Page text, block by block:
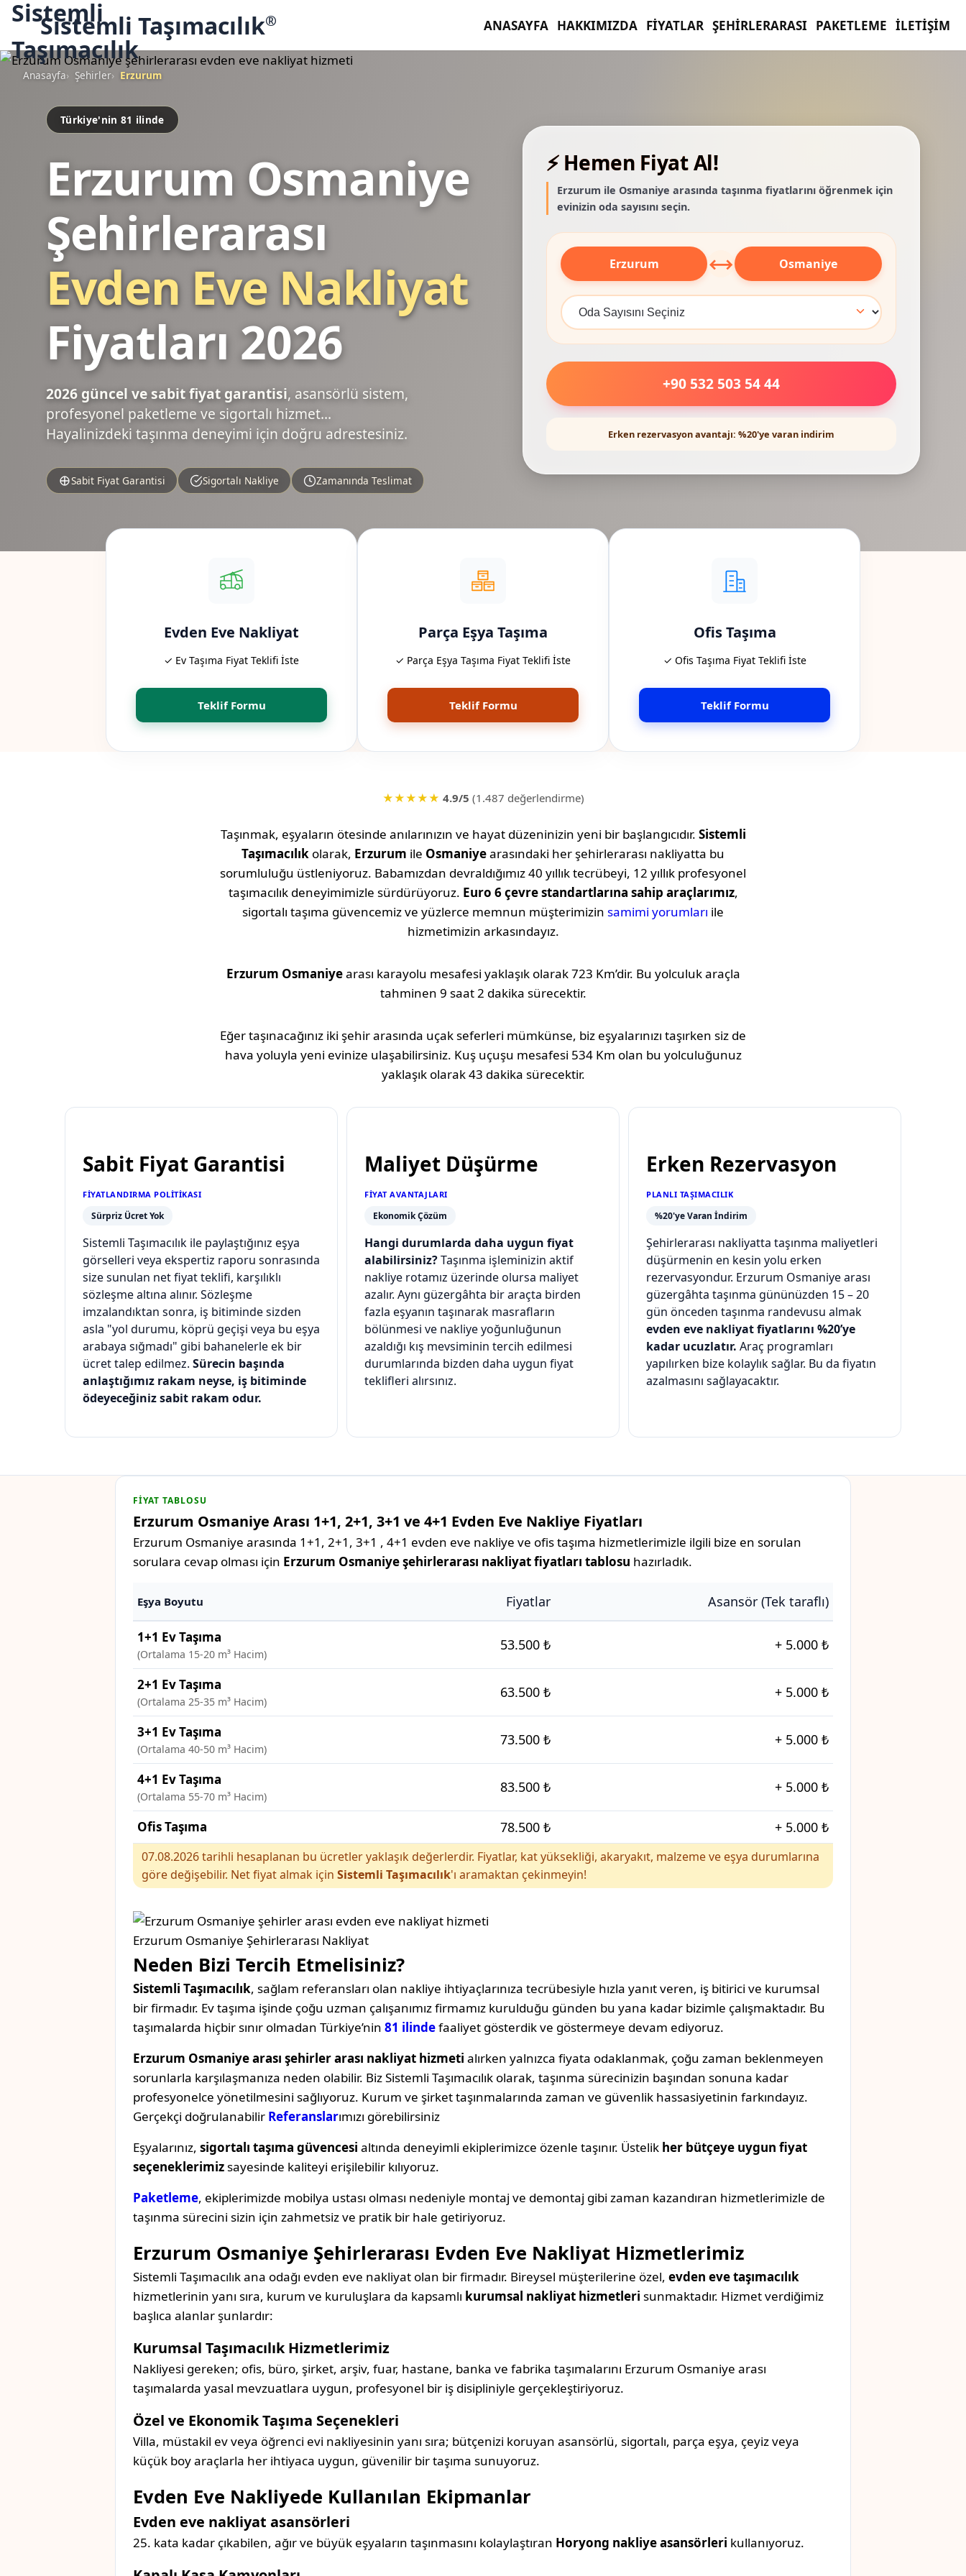
Sistemli Taşımacılık® ANASAYFA HAKKIMIZDA FIYATLAR ŞEHIRLERARASI PAKETLEME İLETIŞIM
Anasayfa Şehirler Erzurum
Türkiye'nin 81 ilinde
Erzurum Osmaniye
Şehirlerarası
Evden Eve Nakliyat
Fiyatları 2026
2026 güncel ve sabit fiyat garantisi, asansörlü sistem,
profesyonel paketleme ve sigortalı hizmet...
Hayalinizdeki taşınma deneyimi için doğru adrestesiniz.
Sabit Fiyat Garantisi Sigortalı Nakliye Zamanında Teslimat
⚡ Hemen Fiyat Al!
Erzurum ile Osmaniye arasında taşınma fiyatlarını öğrenmek için
evinizin oda sayısını seçin.
Erzurum ⟷ Osmaniye
+90 532 503 54 44
Erken rezervasyon avantajı: %20'ye varan indirim
Evden Eve Nakliyat
✓ Ev Taşıma Fiyat Teklifi İste
Teklif Formu
Parça Eşya Taşıma
✓ Parça Eşya Taşıma Fiyat Teklifi İste
Teklif Formu
Ofis Taşıma
✓ Ofis Taşıma Fiyat Teklifi İste
Teklif Formu
★★★★★ 4.9/5 (1.487 değerlendirme)
Taşınmak, eşyaların ötesinde anılarınızın ve hayat düzeninizin yeni bir başlangıcıdır. Sistemli
Taşımacılık olarak, Erzurum ile Osmaniyearasındaki her şehirlerarası nakliyatta bu
sorumluluğu üstleniyoruz. Babamızdan devraldığımız 40 yıllık tecrübeyi, 12 yıllık profesyonel
taşımacılık deneyimimizle sürdürüyoruz. Euro 6 çevre standartlarına sahip araçlarımız,
sigortalı taşıma güvencemiz ve yüzlerce memnun müşterimizin samimi yorumları ile
hizmetimizin arkasındayız.
Erzurum Osmaniyearası karayolu mesafesi yaklaşık olarak723 Km’dir. Bu yolculuk araçla
tahminen 9 saat 2 dakika sürecektir.
Eğer taşınacağınız iki şehir arasında uçak seferleri mümkünse, biz eşyalarınızı taşırken siz de
hava yoluyla yeni evinize ulaşabilirsiniz. Kuş uçuşu mesafesi 534 Km olan bu yolculuğunuz
yaklaşık olarak43 dakika sürecektir.
Sabit Fiyat Garantisi
FIYATLANDIRMA POLITIKASI
Sürpriz Ücret Yok
Sistemli Taşımacılık ile paylaştığınız eşya
görselleri veya ekspertiz raporu sonrasında
size sunulan net fiyat teklifi, karşılıklı
sözleşme altına alınır. Sözleşme
imzalandıktan sonra, iş bitiminde sizden
asla "yol durumu, köprü geçişi veya bu eşya
arabaya sığmadı" gibi bahanelerle ek bir
ücret talep edilmez. Sürecin başında
anlaştığımız rakam neyse, iş bitiminde
ödeyeceğiniz sabit rakam odur.
Maliyet Düşürme
FIYAT AVANTAJLARI
Ekonomik Çözüm
Hangi durumlarda daha uygun fiyat
alabilirsiniz?Taşınma işleminizin aktif
nakliye rotamız üzerinde olursa maliyet
azalır. Aynı güzergâhta bir araçta birden
fazla eşyanın taşınarak masrafların
bölünmesi ve nakliye yoğunluğunun
azaldığı kış mevsiminin tercih edilmesi
durumlarında bizden daha uygun fiyat
teklifleri alırsınız.
Erken Rezervasyon
PLANLI TAŞIMACILIK
%20'ye Varan İndirim
Şehirlerarası nakliyatta taşınma maliyetleri
düşürmenin en kesin yolu erken
rezervasyondur. Erzurum Osmaniye arası
güzergâhta taşınma gününüzden 15 – 20
gün önceden taşınma randevusu almak
evden eve nakliyat fiyatlarını %20’ye
kadar ucuzlatır. Araç programları
yapılırken bize kolaylık sağlar. Bu da fiyatın
azalmasını sağlayacaktır.
FIYAT TABLOSU
Erzurum Osmaniye Arası 1+1, 2+1, 3+1 ve 4+1 Evden Eve Nakliye Fiyatları
Erzurum Osmaniye arasında 1+1, 2+1, 3+1 , 4+1 evden eve nakliye ve ofis taşıma hizmetlerimizle ilgili bize en sorulan
sorulara cevap olması için Erzurum Osmaniye şehirlerarası nakliyat fiyatları tablosu hazırladık.
Eşya Boyutu Fiyatlar Asansör (Tek taraflı)
1+1 Ev Taşıma
(Ortalama 15-20 m³ Hacim)
53.500 ₺ + 5.000 ₺
2+1 Ev Taşıma
(Ortalama 25-35 m³ Hacim)
63.500 ₺ + 5.000 ₺
3+1 Ev Taşıma
(Ortalama 40-50 m³ Hacim)
73.500 ₺ + 5.000 ₺
4+1 Ev Taşıma
(Ortalama 55-70 m³ Hacim)
83.500 ₺ + 5.000 ₺
Ofis Taşıma 78.500 ₺ + 5.000 ₺
07.08.2026 tarihli hesaplanan bu ücretler yaklaşık değerlerdir. Fiyatlar, kat yüksekliği, akaryakıt, malzeme ve eşya durumlarına
göre değişebilir. Net fiyat almak için Sistemli Taşımacılık'ı aramaktan çekinmeyin!
Erzurum Osmaniye Şehirlerarası Nakliyat
Neden Bizi Tercih Etmelisiniz?
Sistemli Taşımacılık, sağlam referansları olan nakliye ihtiyaçlarınıza tecrübesiyle hızla yanıt veren, iş bitirici ve kurumsal
bir firmadır. Ev taşıma işinde çoğu uzman çalışanımız firmamız kurulduğu günden bu yana kadar bizimle çalışmaktadır. Bu
taşımalarda hiçbir sınır olmadan Türkiye’nin 81 ilindefaaliyet gösterdik ve göstermeye devam ediyoruz.
Erzurum Osmaniye arası şehirler arası nakliyat hizmeti alırken yalnızca fiyata odaklanmak, çoğu zaman beklenmeyen
sorunlarla karşılaşmanıza neden olabilir. Biz Sistemli Taşımacılık olarak, taşınma sürecinizin başından sonuna kadar
profesyonelce yönetilmesini sağlıyoruz. Kurum ve şirket taşınmalarında zaman ve güvenlik hassasiyetinin farkındayız.
Gerçekçi doğrulanabilir Referanslarımızı görebilirsiniz
Eşyalarınız, sigortalı taşıma güvencesi altında deneyimli ekiplerimizce özenle taşınır. Üstelik her bütçeye uygun fiyat
seçeneklerimizsayesinde kaliteyi erişilebilir kılıyoruz.
Paketleme, ekiplerimizde mobilya ustası olması nedeniyle montaj ve demontaj gibi zaman kazandıran hizmetlerimizle de
taşınma sürecini sizin için zahmetsiz ve pratik bir hale getiriyoruz.
Erzurum Osmaniye Şehirlerarası Evden Eve Nakliyat Hizmetlerimiz
Sistemli Taşımacılık ana odağı evden eve nakliyat olan bir firmadır. Bireysel müşterilerine özel, evden eve taşımacılık
hizmetlerinin yanı sıra, kurum ve kuruluşlara da kapsamlı kurumsal nakliyat hizmetleri sunmaktadır. Hizmet verdiğimiz
başlıca alanlar şunlardır:
Kurumsal Taşımacılık Hizmetlerimiz
Nakliyesi gereken; ofis, büro, şirket, arşiv, fuar, hastane, banka ve fabrika taşımalarını Erzurum Osmaniye arası
taşımalarda yasal mevzuatlara uygun, profesyonel bir iş disipliniyle gerçekleştiriyoruz.
Özel ve Ekonomik Taşıma Seçenekleri
Villa, müstakil ev veya öğrenci evi nakliyesinin yanı sıra; bütçenizi koruyan asansörlü, sigortalı, parça eşya, çeyiz veya
küçük boy araçlarla her ihtiyaca uygun, güvenilir bir taşıma sunuyoruz.
Evden Eve Nakliyede Kullanılan Ekipmanlar
Evden eve nakliyat asansörleri
25. kata kadar çıkabilen, ağır ve büyük eşyaların taşınmasını kolaylaştıran Horyong nakliye asansörleri kullanıyoruz.